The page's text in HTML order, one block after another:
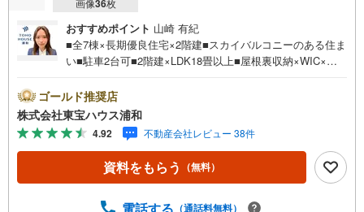
36
おすすめポイント 山崎 有紀
■全7棟×長期優良住宅×2階建■スカイバルコニーのある住ま
い■駐車2台可■2階建×LDK18畳以上■屋根裏収納×WIC×全
「住宅ローン講座」プレゼント！営業時間:7:00～22:00
（年中無休）こちらの時間帯はお電話でのお問い合わせが
スムーズにご案内できますぜひお気軽にご連絡下さい！東
宝ハウスライフソリューションズグループ 東宝ハウス浦
和 特別提携金利〔一例〕東宝ハウス浦和の住宅ローン■変
動金利全期間引下げプラン⇒住宅ローン金利優遇割の最大
万円返済期間35年の総返済額の差額:303万円※2026年7月末
ゴールド推奨店
株式会社東宝ハウス浦和
4.92 不動産会社レビュー 38件
資料をもらう （無料）
電話する （通話料無料）